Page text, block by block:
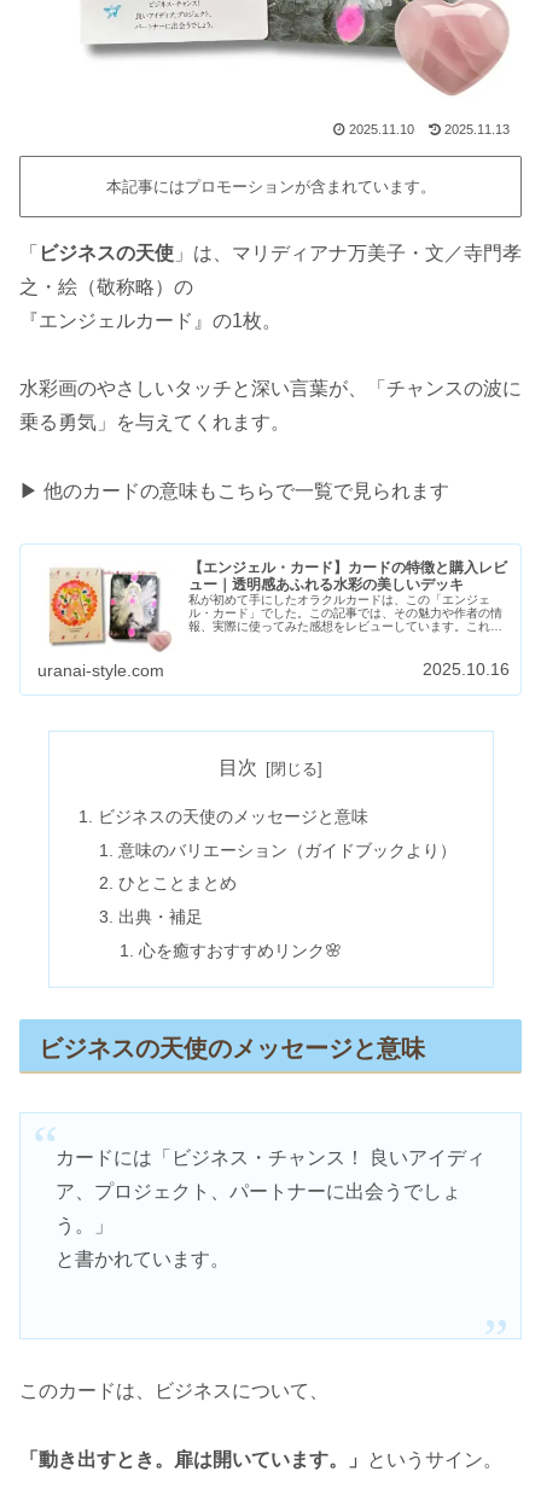
2025.11.10 2025.11.13
本記事にはプロモーションが含まれています。
「 ビジネスの天使 」は、マリディアナ万美子・文／寺門孝
之・絵（敬称略）の
『エンジェルカード』の1枚。
水彩画のやさしいタッチと深い言葉が、「チャンスの波に
乗る勇気」を与えてくれます。
▶ 他のカードの意味もこちらで一覧で見られます
【エンジェル・カード】カードの特徴と購入レビ
ュー｜透明感あふれる水彩の美しいデッキ
私が初めて手にしたオラクルカードは、この「エンジェ
ル・カード」でした。この記事では、その魅力や作者の情
報、実際に使ってみた感想をレビューしています。これか
uranai-style.com 2025.10.16
目次
ビジネスの天使のメッセージと意味
意味のバリエーション（ガイドブックより）
ひとことまとめ
出典・補足
心を癒すおすすめリンク🌸
ビジネスの天使のメッセージと意味
カードには「ビジネス・チャンス！ 良いアイディ
ア、プロジェクト、パートナーに出会うでしょ
う。」
と書かれています。
このカードは、ビジネスについて、
「動き出すとき。扉は開いています。」 というサイン。